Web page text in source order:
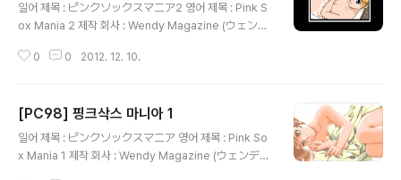
일어 제목 : ピンクソックスマニア2 영어 제목 : Pink S
ox Mania 2 제작 회사 : Wendy Magazine (ウェンデ
: 성인용 게임 설명 피치업에 이어 미소녀 게임 전문의 디스
여러 게임 중에서 매력적인 여성들의 그림을 골라서 볼 수
있는 작품으로 주로 여성들의 나체 및 야한 장면이 수록되
어 있습니다.
0 0 2012. 12. 10.
[PC98] 핑크삭스 마니아 1
일어 제목 : ピンクソックスマニア 영어 제목 : Pink So
x Mania 1 제작 회사 : Wendy Magazine (ウェンディ